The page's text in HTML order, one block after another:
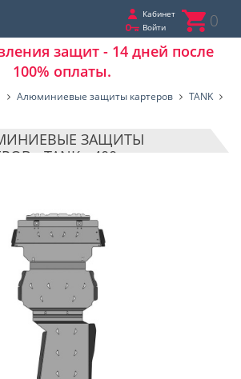
Кабинет
Войти
0
защит - 14 дней после
100% оплаты.
Алюминиевые защиты картеров
TANK
ЗАЩИТЫ
- TANK - 400